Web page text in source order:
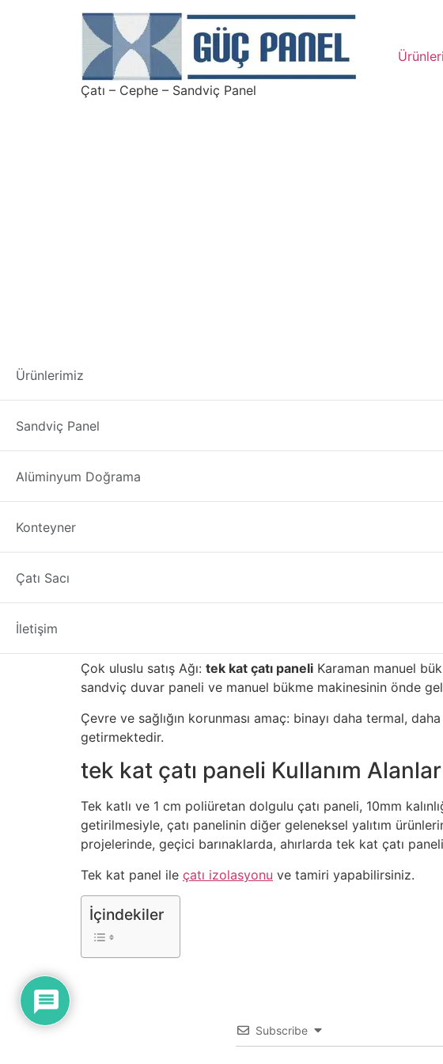
Çatı – Cephe – Sandviç Panel
Ürünlerimiz
Sandviç Panel
Alüminyum Doğrama
Konteyner
Çatı Sacı
İletişim
tek kat çatı paneli
1. PU
sandviç panellerKaramanilimizde iyi satış sonrası hizmete
tek kat çatı paneli Karaman
tek kat çatı paneli seçmenin
kaliteli gelişmiş tuğla, taş, fayans, mozaik, ahşap desenli
Çok uluslu satış Ağı: tek kat çatı paneli Karaman manuel
sandviç duvar paneli ve manuel bükme makinesinin önde
Çevre ve sağlığın korunması amaç: binayı daha termal,
getirmektedir.
tek kat çatı paneli Kullanım
Tek katlı ve 1 cm poliüretan dolgulu çatı paneli, 10mm
getirilmesiyle, çatı panelinin diğer geleneksel yalıtım
projelerinde, geçici barınaklarda, ahırlarda tek kat çatı
Tek kat panel ile çatı izolasyonu ve tamiri yapabilirsiniz.
İçindekiler
Subscribe